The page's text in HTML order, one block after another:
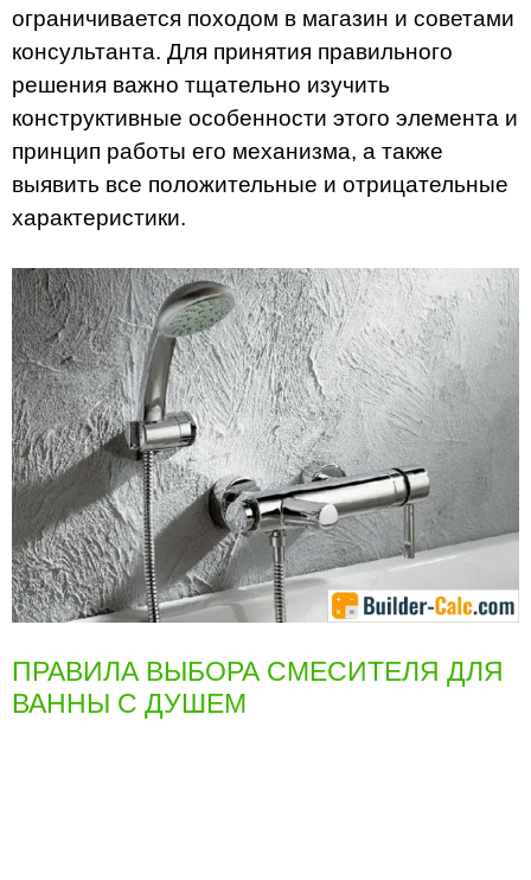
ограничивается походом в магазин и советами
консультанта. Для принятия правильного
решения важно тщательно изучить
конструктивные особенности этого элемента и
принцип работы его механизма, а также
выявить все положительные и отрицательные
характеристики.
ПРАВИЛА ВЫБОРА СМЕСИТЕЛЯ ДЛЯ
ВАННЫ С ДУШЕМ